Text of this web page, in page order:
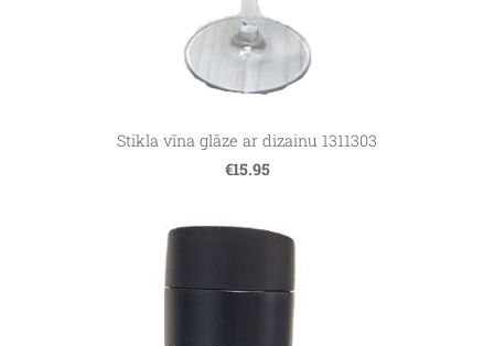
Stikla vīna glāze ar dizainu 1311303
€15.95